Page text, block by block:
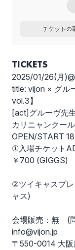
チケットの
TICKETS
2025/01/26(月
title: vijon × グル
vol.3】
[act]グルーヴ先
カリニャンクー
OPEN/START
①入場チケット
￥700 (GIGGS)
②ツイキャスプ
ャス)
会場販売：無 (
info@vijon.jp
〒550-0014 大阪